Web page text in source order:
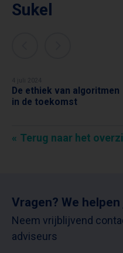
Sukel
MAARTEN SUKEL
De ethiek van algoritmen
in de toekomst
Terug naar het
Vragen? We
Neem vrijblijvend
adviseurs